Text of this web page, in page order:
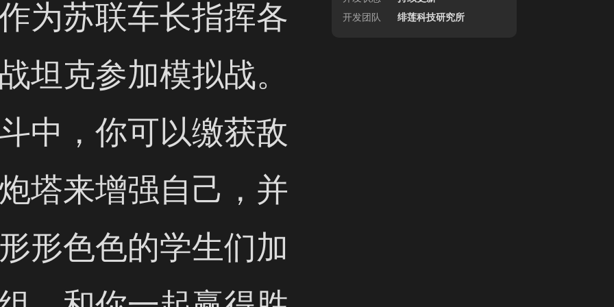
为苏联车长指挥各
坦克参加模拟战。
中，你可以缴获敌
塔来增强自己，并
形色色的学生们加
开发团队
绯莲科技研究所